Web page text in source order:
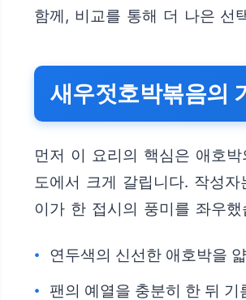
함께, 비교를 통해 더 나은 선
새우젓호박볶음의
먼저 이 요리의 핵심은 애호
도에서 크게 갈립니다. 작성
이가 한 접시의 풍미를 좌우했
연두색의 신선한 애호박을
팬의 예열을 충분히 한 뒤